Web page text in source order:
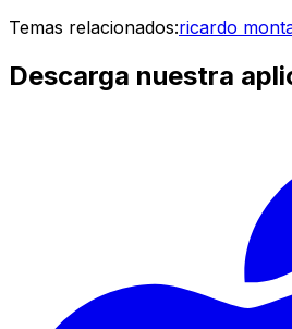
Temas relacionados:ricardo
Descarga nuestra